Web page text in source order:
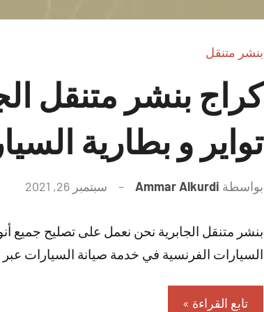
بنشر متنقل
تواير و بطارية
بواسطة Ammar Alkurdi سبتمبر 26, 2021
بنشر متنقل الجابرية نحن نعمل على تصليح جميع
السيارات الفرنسية في خدمة صيانة السيارات
تابع القراءة